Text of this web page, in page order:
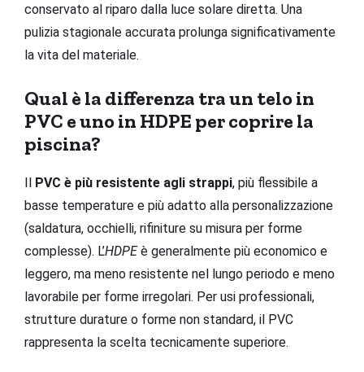
conservato al riparo dalla luce solare diretta. Una
pulizia stagionale accurata prolunga significativamente
la vita del materiale.
Qual è la differenza tra un telo in
PVC e uno in HDPE per coprire la
piscina?
Il PVC è più resistente agli strappi, più flessibile a
basse temperature e più adatto alla personalizzazione
(saldatura, occhielli, rifiniture su misura per forme
complesse). L’HDPEè generalmente più economico e
leggero, ma meno resistente nel lungo periodo e meno
lavorabile per forme irregolari. Per usi professionali,
strutture durature o forme non standard, il PVC
rappresenta la scelta tecnicamente superiore.